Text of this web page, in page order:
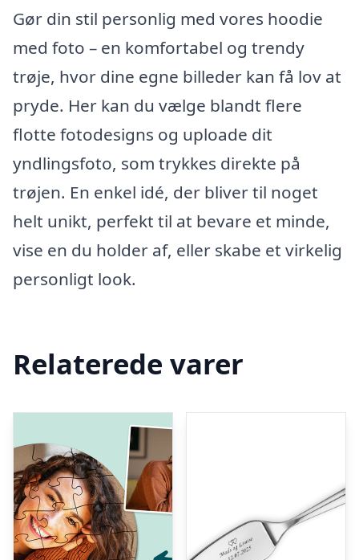
Gør din stil personlig med vores hoodie
med foto – en komfortabel og trendy
trøje, hvor dine egne billeder kan få lov at
pryde. Her kan du vælge blandt flere
flotte fotodesigns og uploade dit
yndlingsfoto, som trykkes direkte på
trøjen. En enkel idé, der bliver til noget
helt unikt, perfekt til at bevare et minde,
vise en du holder af, eller skabe et virkelig
personligt look.
Relaterede varer